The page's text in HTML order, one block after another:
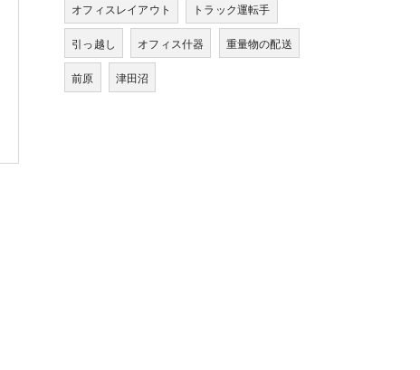
オフィスレイアウト トラック運転手
引っ越し オフィス什器 重量物の配送
前原 津田沼